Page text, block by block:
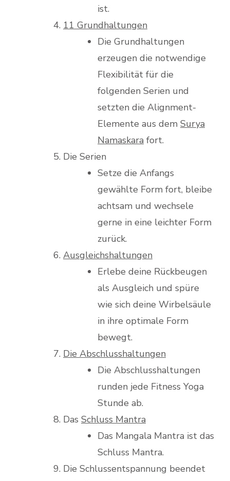
ist.
11 Grundhaltungen
Die Grundhaltungen
erzeugen die notwendige
Flexibilität für die
folgenden Serien und
setzten die Alignment-
Elemente aus dem Surya
Namaskara fort.
Die Serien
Setze die Anfangs
gewählte Form fort, bleibe
achtsam und wechsele
gerne in eine leichter Form
zurück.
Ausgleichshaltungen
Erlebe deine Rückbeugen
als Ausgleich und spüre
wie sich deine Wirbelsäule
in ihre optimale Form
bewegt.
Die Abschlusshaltungen
Die Abschlusshaltungen
runden jede Fitness Yoga
Stunde ab.
Das Schluss Mantra
Das Mangala Mantra ist das
Schluss Mantra.
Die Schlussentspannung beendet